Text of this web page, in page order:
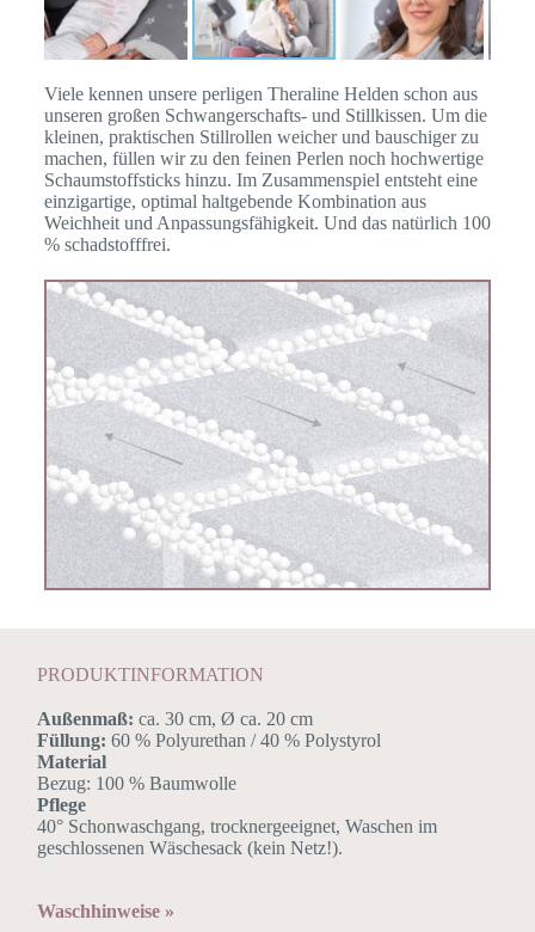
Viele kennen unsere perligen Theraline Helden schon aus
unseren großen Schwangerschafts- und Stillkissen. Um die
kleinen, praktischen Stillrollen weicher und bauschiger zu
machen, füllen wir zu den feinen Perlen noch hochwertige
Schaumstoffsticks hinzu. Im Zusammenspiel entsteht eine
einzigartige, optimal haltgebende Kombination aus
Weichheit und Anpassungsfähigkeit. Und das natürlich 100
% schadstofffrei.
PRODUKTINFORMATION
Außenmaß: ca. 30 cm, Ø ca. 20 cm
Füllung: 60 % Polyurethan / 40 % Polystyrol
Material
Bezug: 100 % Baumwolle
Pflege
40° Schonwaschgang, trocknergeeignet, Waschen im
geschlossenen Wäschesack (kein Netz!).
Waschhinweise »